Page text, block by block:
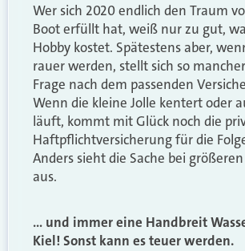
Wer sich 2020 endlich den Traum
Boot erfüllt hat, weiß nur zu gut,
Hobby kostet. Spätestens aber,
rauer werden, stellt sich so
Frage nach dem passenden
Wenn die kleine Jolle kentert oder
läuft, kommt mit Glück noch die
Haftpflichtversicherung für die
Anders sieht die Sache bei
aus.
… und immer eine Handbreit
Kiel! Sonst kann es teuer werden.